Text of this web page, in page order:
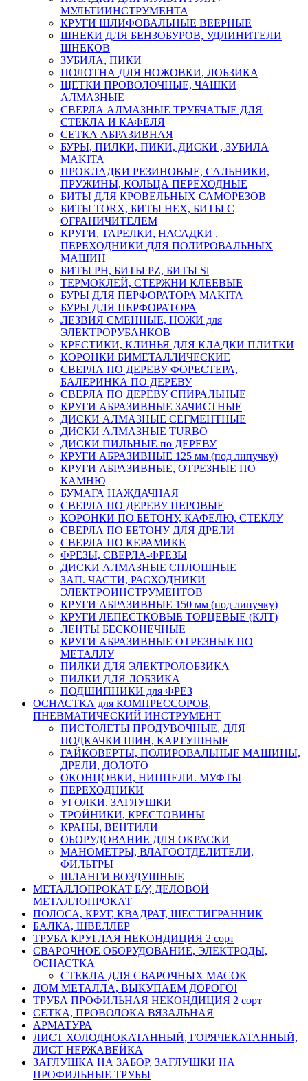
МУЛЬТИИНСТРУМЕНТА
КРУГИ ШЛИФОВАЛЬНЫЕ ВЕЕРНЫЕ
ШНЕКИ ДЛЯ БЕНЗОБУРОВ, УДЛИНИТЕЛИ
ШНЕКОВ
ЗУБИЛА, ПИКИ
ПОЛОТНА ДЛЯ НОЖОВКИ, ЛОБЗИКА
ЩЕТКИ ПРОВОЛОЧНЫЕ, ЧАШКИ
АЛМАЗНЫЕ
СВЕРЛА АЛМАЗНЫЕ ТРУБЧАТЫЕ ДЛЯ
СТЕКЛА И КАФЕЛЯ
СЕТКА АБРАЗИВНАЯ
БУРЫ, ПИЛКИ, ПИКИ, ДИСКИ , ЗУБИЛА
MAKITA
ПРОКЛАДКИ РЕЗИНОВЫЕ, САЛЬНИКИ,
ПРУЖИНЫ, КОЛЬЦА ПЕРЕХОДНЫЕ
БИТЫ ДЛЯ КРОВЕЛЬНЫХ САМОРЕЗОВ
БИТЫ TORX, БИТЫ НЕХ, БИТЫ С
ОГРАНИЧИТЕЛЕМ
КРУГИ, ТАРЕЛКИ, НАСАДКИ ,
ПЕРЕХОДНИКИ ДЛЯ ПОЛИРОВАЛЬНЫХ
МАШИН
БИТЫ PH, БИТЫ PZ, БИТЫ Sl
ТЕРМОКЛЕЙ, СТЕРЖНИ КЛЕЕВЫЕ
БУРЫ ДЛЯ ПЕРФОРАТОРА MAKITA
БУРЫ ДЛЯ ПЕРФОРАТОРА
ЛЕЗВИЯ СМЕННЫЕ, НОЖИ для
ЭЛЕКТРОРУБАНКОВ
КРЕСТИКИ, КЛИНЬЯ ДЛЯ КЛАДКИ ПЛИТКИ
КОРОНКИ БИМЕТАЛЛИЧЕСКИЕ
СВЕРЛА ПО ДЕРЕВУ ФОРЕСТЕРА,
БАЛЕРИНКА ПО ДЕРЕВУ
СВЕРЛА ПО ДЕРЕВУ СПИРАЛЬНЫЕ
КРУГИ АБРАЗИВНЫЕ ЗАЧИСТНЫЕ
ДИСКИ АЛМАЗНЫЕ СЕГМЕНТНЫЕ
ДИСКИ АЛМАЗНЫЕ TURBO
ДИСКИ ПИЛЬНЫЕ по ДЕРЕВУ
КРУГИ АБРАЗИВНЫЕ 125 мм (под липучку)
КРУГИ АБРАЗИВНЫЕ, ОТРЕЗНЫЕ ПО
КАМНЮ
БУМАГА НАЖДАЧНАЯ
СВЕРЛА ПО ДЕРЕВУ ПЕРОВЫЕ
КОРОНКИ ПО БЕТОНУ, КАФЕЛЮ, СТЕКЛУ
СВЕРЛА ПО БЕТОНУ ДЛЯ ДРЕЛИ
СВЕРЛА ПО КЕРАМИКЕ
ФРЕЗЫ, СВЕРЛА-ФРЕЗЫ
ДИСКИ АЛМАЗНЫЕ СПЛОШНЫЕ
ЗАП. ЧАСТИ, РАСХОДНИКИ
ЭЛЕКТРОИНСТРУМЕНТОВ
КРУГИ АБРАЗИВНЫЕ 150 мм (под липучку)
КРУГИ ЛЕПЕСТКОВЫЕ ТОРЦЕВЫЕ (КЛТ)
ЛЕНТЫ БЕСКОНЕЧНЫЕ
КРУГИ АБРАЗИВНЫЕ ОТРЕЗНЫЕ ПО
МЕТАЛЛУ
ПИЛКИ ДЛЯ ЭЛЕКТРОЛОБЗИКА
ПИЛКИ ДЛЯ ЛОБЗИКА
ПОДШИПНИКИ для ФРЕЗ
ОСНАСТКА для КОМПРЕССОРОВ,
ПНЕВМАТИЧЕСКИЙ ИНСТРУМЕНТ
ПИСТОЛЕТЫ ПРОДУВОЧНЫЕ, ДЛЯ
ПОДКАЧКИ ШИН, КАРТУШНЫЕ
ГАЙКОВЕРТЫ, ПОЛИРОВАЛЬНЫЕ МАШИНЫ,
ДРЕЛИ, ДОЛОТО
ОКОНЦОВКИ, НИППЕЛИ. МУФТЫ
ПЕРЕХОДНИКИ
УГОЛКИ. ЗАГЛУШКИ
ТРОЙНИКИ, КРЕСТОВИНЫ
КРАНЫ, ВЕНТИЛИ
ОБОРУДОВАНИЕ ДЛЯ ОКРАСКИ
МАНОМЕТРЫ, ВЛАГООТДЕЛИТЕЛИ,
ФИЛЬТРЫ
ШЛАНГИ ВОЗДУШНЫЕ
МЕТАЛЛОПРОКАТ Б/У, ДЕЛОВОЙ
МЕТАЛЛОПРОКАТ
ПОЛОСА, КРУГ, КВАДРАТ, ШЕСТИГРАННИК
БАЛКА, ШВЕЛЛЕР
ТРУБА КРУГЛАЯ НЕКОНДИЦИЯ 2 сорт
СВАРОЧНОЕ ОБОРУДОВАНИЕ, ЭЛЕКТРОДЫ,
ОСНАСТКА
СТЕКЛА ДЛЯ СВАРОЧНЫХ МАСОК
ЛОМ МЕТАЛЛА, ВЫКУПАЕМ ДОРОГО!
ТРУБА ПРОФИЛЬНАЯ НЕКОНДИЦИЯ 2 сорт
СЕТКА, ПРОВОЛОКА ВЯЗАЛЬНАЯ
АРМАТУРА
ЛИСТ ХОЛОДНОКАТАННЫЙ, ГОРЯЧЕКАТАННЫЙ,
ЛИСТ НЕРЖАВЕЙКА
ЗАГЛУШКА НА ЗАБОР, ЗАГЛУШКИ НА
ПРОФИЛЬНЫЕ ТРУБЫ